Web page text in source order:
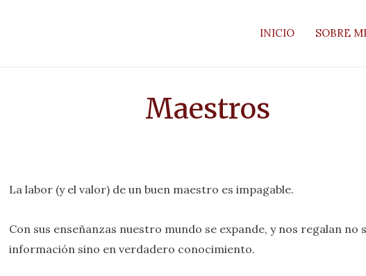
INICIO SOBRE MI
Maestros
La labor (y el valor) de un buen maestro es impagable.
Con sus enseñanzas nuestro mundo se expande, y nos regalan no
información sino en verdadero conocimiento.